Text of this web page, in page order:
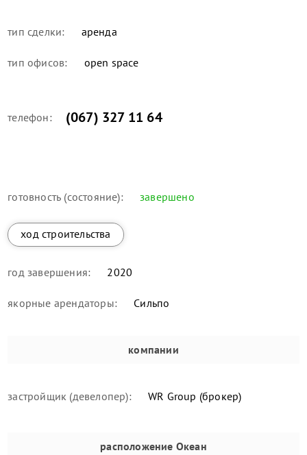
тип сделки: аренда
тип офисов: open space
телефон: (067) 327 11 64
готовность (состояние): завершено
ход строительства
год завершения: 2020
якорные арендаторы: Сильпо
компании
застройщик (девелопер): WR Group (брокер)
расположение Океан